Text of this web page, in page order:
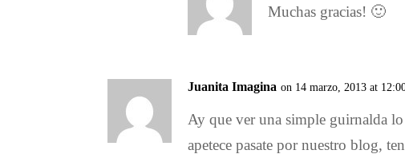
Muchas gracias! 🙂
Juanita Imagina on 14 marzo, 2013 at
Ay que ver una simple guirnalda
apetece pasate por nuestro blog,